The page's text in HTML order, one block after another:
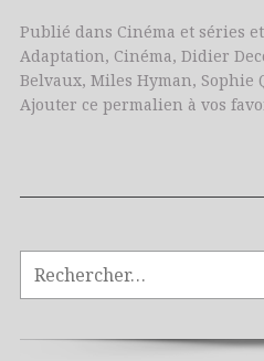
Publié dans Cinéma et séries
Adaptation, Cinéma, Didier
Belvaux, Miles Hyman, Sophie
Ajouter ce permalien à vos